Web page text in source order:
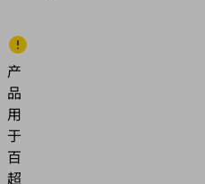
产
品
用
于
百
超